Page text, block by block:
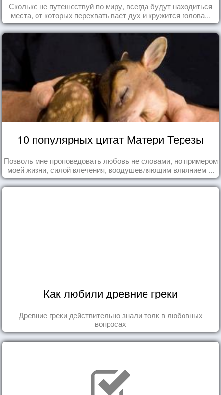
Сколько не путешествуй по миру, всегда будут находиться
места, от которых перехватывает дух и кружится голова...
10 популярных цитат Матери Терезы
Позволь мне проповедовать любовь не словами, но примером
моей жизни, силой влечения, воодушевляющим влиянием ...
Как любили древние греки
Древние греки действительно знали толк в любовных
вопросах